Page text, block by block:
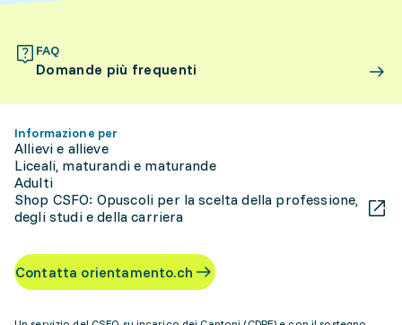
FAQ
Domande più frequenti
Informazione per
Allievi e allieve
Liceali, maturandi e maturande
Adulti
Shop CSFO: Opuscoli per la scelta della professione,
degli studi e della carriera
Contatta orientamento.ch